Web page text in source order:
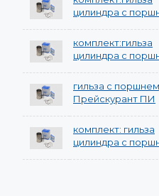
цилиндра с
комплект:гильза
цилиндра с
гильза с
Прейскурант ПИ
комплект: гильза
цилиндра с